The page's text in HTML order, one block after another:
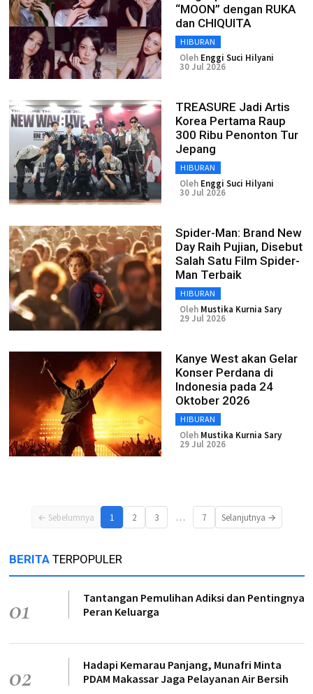
“MOON” dengan RUKA
dan CHIQUITA
HIBURAN
Oleh Enggi Suci Hilyani
30 Jul 2026
TREASURE Jadi Artis
Korea Pertama Raup
300 Ribu Penonton Tur
Jepang
HIBURAN
Oleh Enggi Suci Hilyani
30 Jul 2026
Spider-Man: Brand New
Day Raih Pujian, Disebut
Salah Satu Film Spider-
Man Terbaik
HIBURAN
Oleh Mustika Kurnia Sary
29 Jul 2026
Kanye West akan Gelar
Konser Perdana di
Indonesia pada 24
Oktober 2026
HIBURAN
Oleh Mustika Kurnia Sary
29 Jul 2026
← Sebelumnya 1 2 3 … 7 Selanjutnya →
BERITA TERPOPULER
01
Tantangan Pemulihan Adiksi dan Pentingnya
Peran Keluarga
02
Hadapi Kemarau Panjang, Munafri Minta
PDAM Makassar Jaga Pelayanan Air Bersih